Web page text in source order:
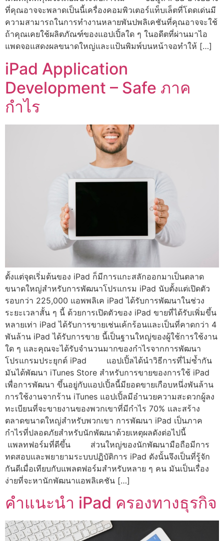
ที่คุณอาจจะพลาดเป็นนี้เครื่องคอมพิวเตอร์แท็บเล็ตที่โดดเด่นมี
ความสามารถในการทำงานหลายพันปพลิเคชันที่คุณอาจจะใช้
ถ้าคุณเคยใช้ผลิตภัณฑ์ของแอปเปิ้ลใด ๆ ในอดีตที่ผ่านมาไอ
แพดจอแสดงผลขนาดใหญ่และแป้นพิมพ์บนหน้าจอทำให้ […]
iPad Application
Development – Safe ภาค
กำไร
ตั้งแต่จุดเริ่มต้นของ iPad ก็มีการแกะสลักออกมาเป็นตลาด
ขนาดใหญ่สำหรับการพัฒนาโปรแกรม iPad นับตั้งแต่เปิดตัว
รอบกว่า 225,000 แอพพลิเค iPad ได้รับการพัฒนาในช่วง
ระยะเวลาสั้น ๆ นี้ ด้วยการเปิดตัวของ iPad ขายที่ได้รับเพิ่มขึ้น
หลายเท่า iPad ได้รับการขายเช่นเค้กร้อนและเป็นที่คาดกว่า 4
พันล้าน iPad ได้รับการขาย นี้เป็นฐานใหญ่ของผู้ใช้การใช้งาน
ใด ๆ และคุณจะได้รับจำนวนมากของกำไรจากการพัฒนา
โปรแกรมประยุกต์ iPad แอปเปิ้ลได้นำวิธีการที่ไม่ซ้ำกัน
มันได้พัฒนา iTunes Store สำหรับการขายของการใช้ iPad
เพื่อการพัฒนา ขึ้นอยู่กับแอปเปิ้ลนี้มียอดขายเกือบหนึ่งพันล้าน
การใช้งานจากร้าน iTunes แอปเปิ้ลมีอำนวยความสะดวกผู้ลง
ทะเบียนที่จะขายงานของพวกเขาที่มีกำไร 70% และสร้าง
ตลาดขนาดใหญ่สำหรับพวกเขา การพัฒนา iPad เป็นภาค
กำไรที่ปลอดภัยสำหรับนักพัฒนาด้วยเหตุผลดังต่อไปนี้
แพลทฟอร์มที่ดีขึ้น ส่วนใหญ่ของนักพัฒนามือถือมีการ
ทดสอบและพยายามระบบปฏิบัติการ iPad ดังนั้นจึงเป็นที่รู้จัก
กันดีเมื่อเทียบกับแพลตฟอร์มสำหรับหลาย ๆ คน มันเป็นเรื่อง
ง่ายที่จะหานักพัฒนาแอพลิเคชัน […]
คำแนะนำ iPad ครองทางธุรกิจ